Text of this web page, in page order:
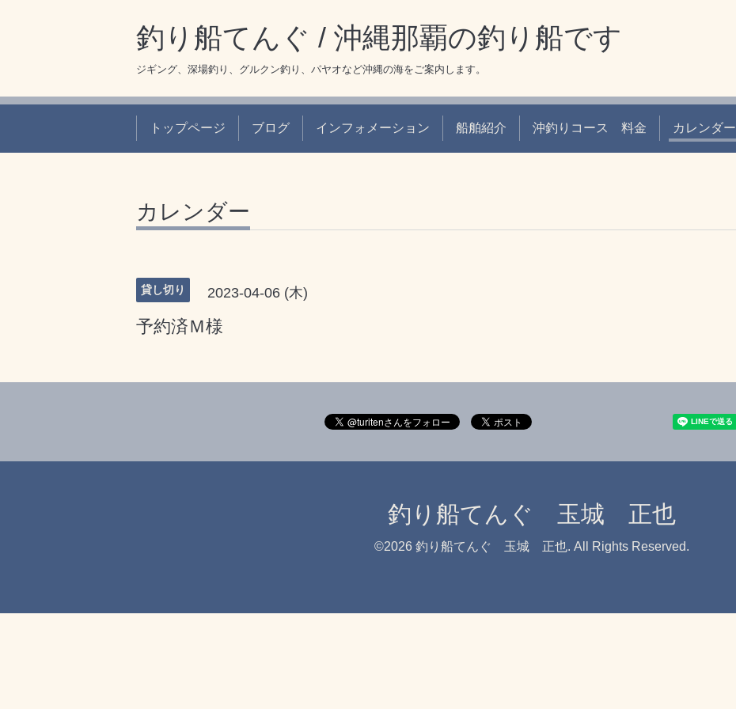
釣り船てんぐ / 沖縄那覇の釣り船です
ジギング、深場釣り、グルクン釣り、パヤオなど沖縄の海をご案内します。
トップページ ブログ インフォメーション 船舶紹介 沖釣りコース 料金 カレンダー
カレンダー
貸し切り 2023-04-06 (木)
予約済Ｍ様
釣り船てんぐ 玉城 正也
©2026 釣り船てんぐ 玉城 正也. All Rights Reserved.